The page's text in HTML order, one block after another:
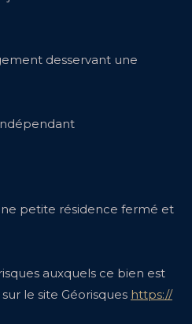
desservant une
petite résidence fermé et
auxquels ce bien est
le site Géorisques https://